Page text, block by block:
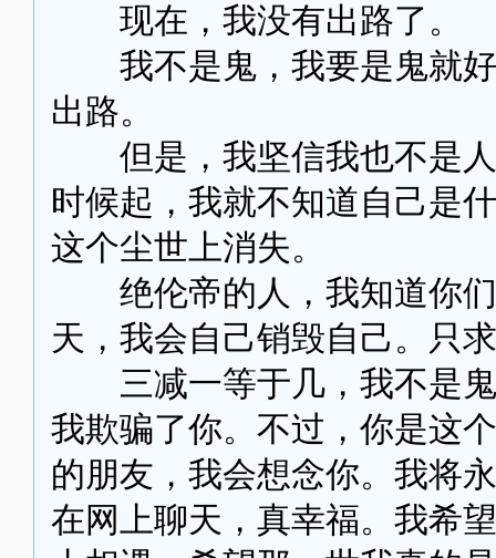
现在，我没有出路了。
我不是鬼，我要是鬼就好
出路。
但是，我坚信我也不是人
时候起，我就不知道自己是
这个尘世上消失。
绝伦帝的人，我知道你们
天，我会自己销毁自己。只
三减一等于几，我不是鬼
我欺骗了你。不过，你是这
的朋友，我会想念你。我将
在网上聊天，真幸福。我希